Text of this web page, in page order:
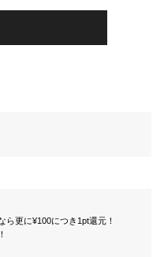
ら更に¥100につき1pt還元！